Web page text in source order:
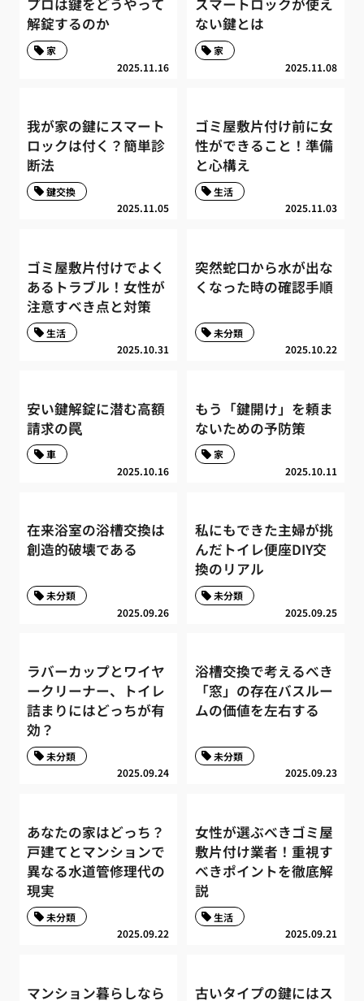
プロは鍵をどうやって
解錠するのか
2025.11.16
家
スマートロックが使え
ない鍵とは
2025.11.08
家
我が家の鍵にスマート
ロックは付く？簡単診
断法
2025.11.05
鍵交換
ゴミ屋敷片付け前に女
性ができること！準備
と心構え
2025.11.03
生活
ゴミ屋敷片付けでよく
あるトラブル！女性が
注意すべき点と対策
2025.10.31
生活
突然蛇口から水が出な
くなった時の確認手順
2025.10.22
未分類
安い鍵解錠に潜む高額
請求の罠
2025.10.16
車
もう「鍵開け」を頼ま
ないための予防策
2025.10.11
家
在来浴室の浴槽交換は
創造的破壊である
2025.09.26
未分類
私にもできた主婦が挑
んだトイレ便座DIY交
換のリアル
2025.09.25
未分類
ラバーカップとワイヤ
ークリーナー、トイレ
詰まりにはどっちが有
効？
2025.09.24
未分類
浴槽交換で考えるべき
「窓」の存在バスルー
ムの価値を左右する
2025.09.23
未分類
あなたの家はどっち？
戸建てとマンションで
異なる水道管修理代の
現実
2025.09.22
未分類
女性が選ぶべきゴミ屋
敷片付け業者！重視す
べきポイントを徹底解
説
2025.09.21
生活
マンション暮らしなら
古いタイプの鍵にはス